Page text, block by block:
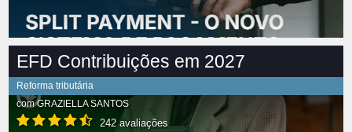
EFD Contribuições em 2027
Reforma tributária
comGRAZIELLA SANTOS
242 avaliações